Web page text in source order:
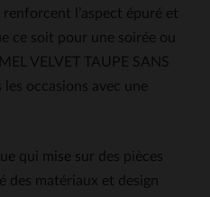
l’aspect épuré et
ce soit pour une soirée ou
VELVET TAUPE SANS
les occasions avec une
qui mise sur des pièces
des matériaux et design